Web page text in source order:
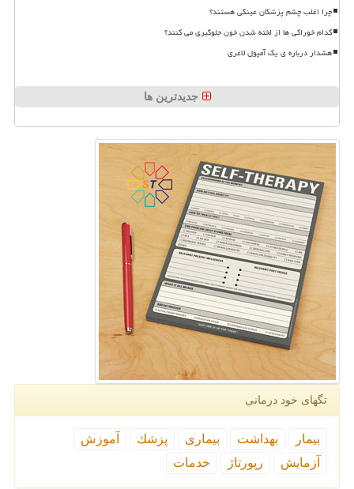
چرا اغلب چشم پزشکان عینکی هستند؟
کدام خوراکی ها از لخته شدن خون جلوگیری می کنند؟
هشدار درباره ی یک آمپول لاغری
جدیدترین ها
تگهای خود درمانی
بیمار بهداشت بیماری پزشك
آموزش
آزمایش
رپورتاژ خدمات